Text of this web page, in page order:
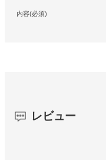
内容(必須)
レビュー